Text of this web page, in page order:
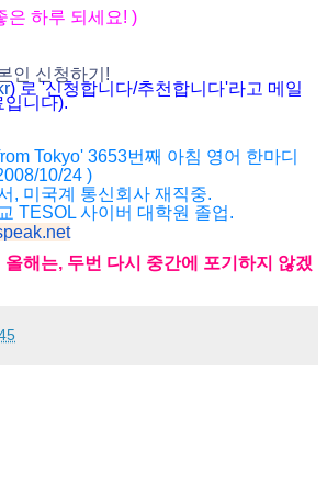
은 하루 되세요! )
인 신청하기!
) 로 '신청합니다/추천합니다'라고 메일
입니다).
Tokyo' 3653번째 아침 영어 한마디
10/24 )
, 미국계 통신회사 재직중.
TESOL 사이버 대학원 졸업.
해는, 두번 다시 중간에 포기하지 않겠